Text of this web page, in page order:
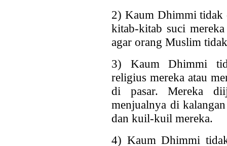
2) Kaum Dhimmi tidak
kitab-kitab suci
agar orang Muslim
3) Kaum Dhimmi
religius mereka atau
di pasar. Mereka
menjualnya di
dan kuil-kuil mereka.
4) Kaum Dhimmi